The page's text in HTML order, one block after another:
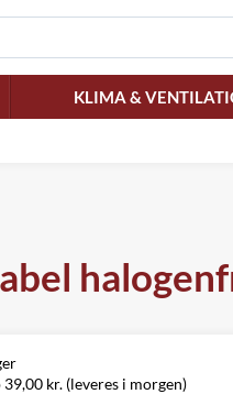
KLIMA &
39,00 kr. (leveres i morgen)